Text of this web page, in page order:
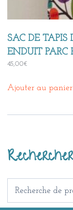
SAC DE TAPIS
ENDUIT
45,00€
Ajouter au panier
Recherche